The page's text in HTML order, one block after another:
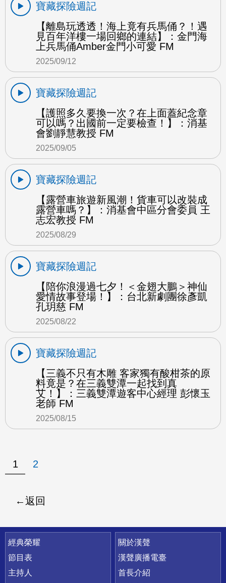
寶藏探險週記
【離島玩透透！海上竟有兵馬俑？！遇
見百年洋樓一場回鄉的連結】：金門海
上兵馬俑Amber金門小可愛 FM
2025/09/12
寶藏探險週記
【護照多久要換一次？在上面蓋紀念章
可以嗎？出國前一定要檢查！】：消基
會劉靜慧教授 FM
2025/09/05
寶藏探險週記
【露營車旅遊新風潮！貨車可以改裝成
露營車嗎？】：消基會中區分會委員 王
志宏教授 FM
2025/08/29
寶藏探險週記
【陪你浪漫過七夕！＜金翅大鵬＞神仙
愛情故事登場！】：台北新劇團徐彥凱
孔玥慈 FM
2025/08/22
寶藏探險週記
【三義不只有木雕 客家獨有酸柑茶的原
料竟是？在三義雙潭一起找到真
艾！】：三義雙潭遊客中心經理 彭懷玉
老師 FM
2025/08/15
1 2
返回
快速連結
經典榮耀
節目表
主持人
關於漢聲
漢聲廣播電臺
首長介紹